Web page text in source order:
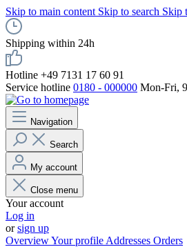
Skip to main content Skip to search Skip
Shipping within 24h
Hotline +49 7131 17 60 91
Service hotline 0180 - 000000 Mon-Fri,
Navigation
Search
My account
Close menu
Your account
Log in
orsign up
OverviewYour profile Addresses Orders